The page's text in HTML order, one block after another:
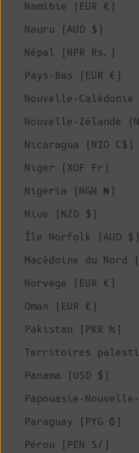
Namibie (EUR €)
Nauru (AUD $)
Népal (NPR Rs.)
Pays-Bas (EUR €)
Nouvelle-Calédonie
Nouvelle-Zélande
Nicaragua (NIO C$)
Niger (XOF Fr)
Nigeria (NGN ₦)
Niue (NZD $)
Île Norfolk (AUD $)
Macédoine du Nord
Norvège (EUR €)
Oman (EUR €)
Pakistan (PKR ₨)
Territoires
Panama (USD $)
Papouasie-
Paraguay (PYG ₲)
Pérou (PEN S/)